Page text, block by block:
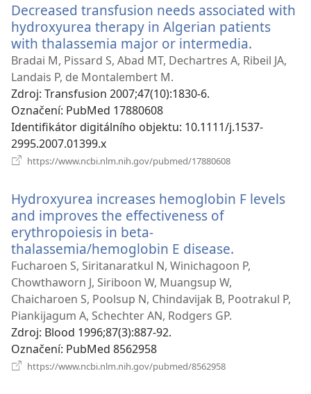
Decreased transfusion needs associated with
hydroxyurea therapy in Algerian patients
with thalassemia major or intermedia.
nové
Bradai M, Pissard S, Abad MT, Dechartres A, Ribeil JA,
Landais P, de Montalembert M.
Zdroj‎: Transfusion 2007;47(10):1830-6.
Označení‎: PubMed 17880608
Identifikátor digitálního objektu‎: 10.1111/j.1537-
2995.2007.01399.x
https://www.ncbi.nlm.nih.gov/pubmed/17880608
Hydroxyurea increases hemoglobin F levels
and improves the effectiveness of
erythropoiesis in beta-
thalassemia/hemoglobin E disease.
nové
Fucharoen S, Siritanaratkul N, Winichagoon P,
Chowthaworn J, Siriboon W, Muangsup W,
Chaicharoen S, Poolsup N, Chindavijak B, Pootrakul P,
Piankijagum A, Schechter AN, Rodgers GP.
Zdroj‎: Blood 1996;87(3):887-92.
Označení‎: PubMed 8562958
https://www.ncbi.nlm.nih.gov/pubmed/8562958